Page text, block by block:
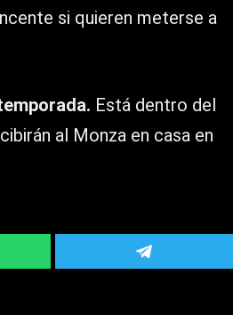
si quieren meterse a
Está dentro del
al Monza en casa en